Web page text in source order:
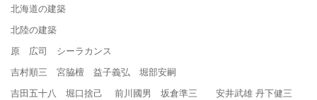
北海道の建築
北陸の建築
原 広司 シーラカンス
吉村順三 宮脇檀 益子義弘 堀部安嗣
吉田五十八 堀口捨己 前川國男 坂倉準三 安井武雄 丹下健三